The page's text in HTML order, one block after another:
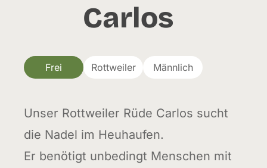
Carlos
Frei Rottweiler Männlich
Unser Rottweiler Rüde Carlos sucht
die Nadel im Heuhaufen.
Er benötigt unbedingt Menschen mit